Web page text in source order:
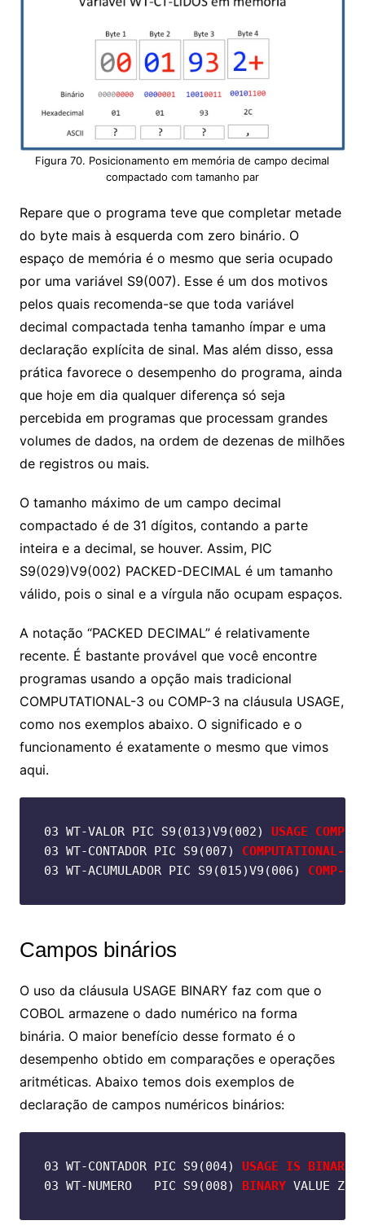
Figura 70. Posicionamento em memória de campo decimal
compactado com tamanho par
Repare que o programa teve que completar metade
do byte mais à esquerda com zero binário. O
espaço de memória é o mesmo que seria ocupado
por uma variável S9(007). Esse é um dos motivos
pelos quais recomenda-se que toda variável
decimal compactada tenha tamanho ímpar e uma
declaração explícita de sinal. Mas além disso, essa
prática favorece o desempenho do programa, ainda
que hoje em dia qualquer diferença só seja
percebida em programas que processam grandes
volumes de dados, na ordem de dezenas de milhões
de registros ou mais.
O tamanho máximo de um campo decimal
compactado é de 31 dígitos, contando a parte
inteira e a decimal, se houver. Assim, PIC
S9(029)V9(002) PACKED-DECIMAL é um tamanho
válido, pois o sinal e a vírgula não ocupam espaços.
A notação “PACKED DECIMAL” é relativamente
recente. É bastante provável que você encontre
programas usando a opção mais tradicional
COMPUTATIONAL-3 ou COMP-3 na cláusula USAGE,
como nos exemplos abaixo. O significado e o
funcionamento é exatamente o mesmo que vimos
aqui.
03 WT-VALOR PIC S9(013)V9(002) USAGE COMP-3
03 WT-CONTADOR PIC S9(007) COMPUTATIONAL-3
03 WT-ACUMULADOR PIC S9(015)V9(006) COMP-3
Campos binários
O uso da cláusula USAGE BINARY faz com que o
COBOL armazene o dado numérico na forma
binária. O maior benefício desse formato é o
desempenho obtido em comparações e operações
aritméticas. Abaixo temos dois exemplos de
declaração de campos numéricos binários:
03 WT-CONTADOR PIC S9(004) USAGE IS BINARY
03 WT-NUMERO   PIC S9(008) BINARY VALUE